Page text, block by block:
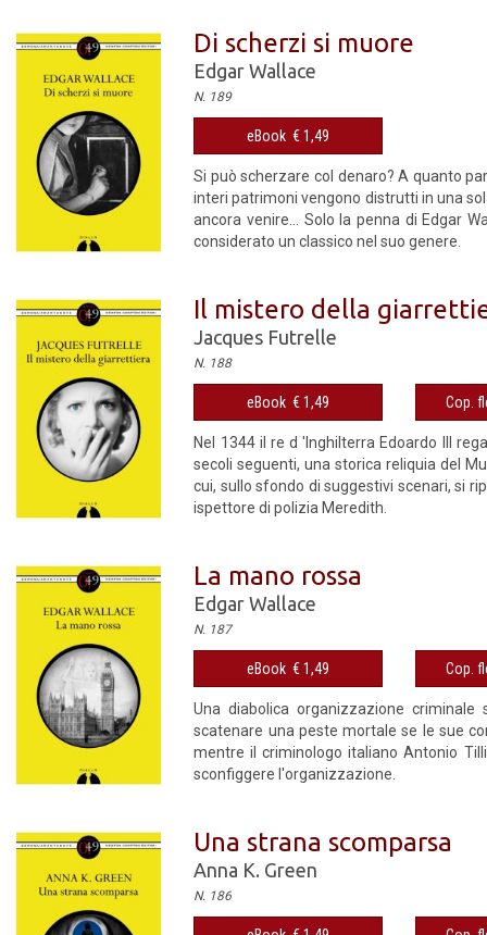
Di scherzi si muore
Edgar Wallace
N. 189
eBook € 1,49
Si può scherzare col denaro? A quanto
interi patrimoni vengono distrutti in una
ancora venire... Solo la penna di Edgar
considerato un classico nel suo genere.
Il mistero della
Jacques Futrelle
N. 188
eBook € 1,49 Cop.
Nel 1344 il re d 'Inghilterra Edoardo III
secoli seguenti, una storica reliquia del
cui, sullo sfondo di suggestivi scenari, si
ispettore di polizia Meredith.
La mano rossa
Edgar Wallace
N. 187
eBook € 1,49 Cop.
Una diabolica organizzazione
scatenare una peste mortale se le sue
mentre il criminologo italiano Antonio
sconfiggere l'organizzazione.
Una strana scomparsa
Anna K. Green
N. 186